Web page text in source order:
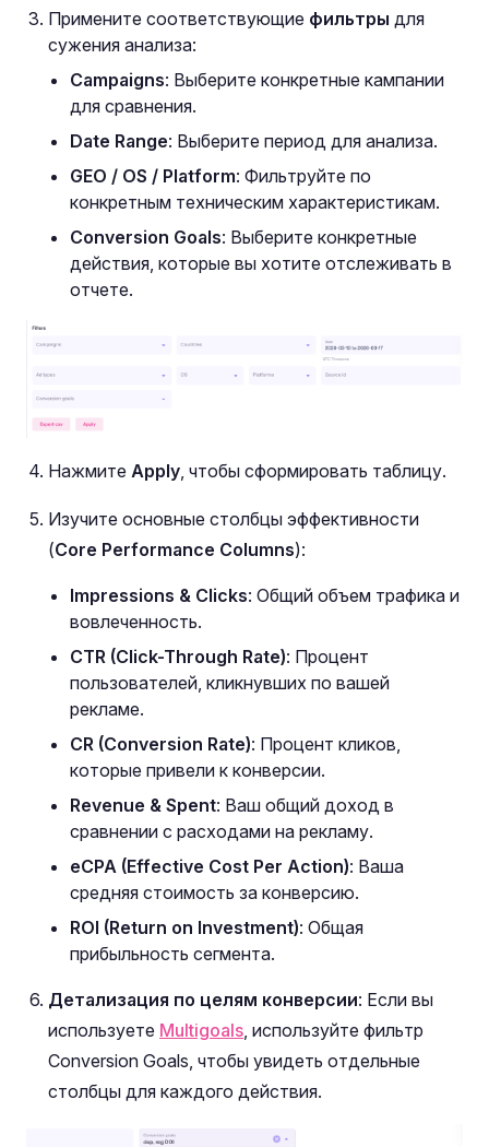
Примените соответствующие фильтры для
сужения анализа:
Campaigns: Выберите конкретные кампании
для сравнения.
Date Range: Выберите период для анализа.
GEO / OS / Platform: Фильтруйте по
конкретным техническим характеристикам.
Conversion Goals: Выберите конкретные
действия, которые вы хотите отслеживать в
отчете.
Нажмите Apply , чтобы сформировать таблицу.
Изучите основные столбцы эффективности
(Core Performance Columns):
Impressions & Clicks: Общий объем трафика и
вовлеченность.
CTR (Click-Through Rate): Процент
пользователей, кликнувших по вашей
рекламе.
CR (Conversion Rate): Процент кликов,
которые привели к конверсии.
Revenue & Spent: Ваш общий доход в
сравнении с расходами на рекламу.
eCPA (Effective Cost Per Action): Ваша
средняя стоимость за конверсию.
ROI (Return on Investment): Общая
прибыльность сегмента.
Детализация по целям конверсии: Если вы
используете Multigoals , используйте фильтр
Conversion Goals, чтобы увидеть отдельные
столбцы для каждого действия.